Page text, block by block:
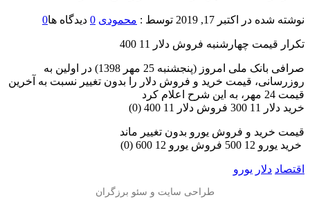
نوشته شده در اکتبر 17, 2019 توسط : محمودی 0 دیدگاه ها0
تکرار قیمت چهارشنبه فروش دلار 11 400
صرافی بانک ملی امروز (پنجشنبه 25 مهر 1398) در اولین به
روزرسانی، قیمت خرید و فروش دلار را بدون تغییر نسبت به آخرین
قیمت 24 مهر، به این شرح اعلام کرد
خرید دلار 11 300 فروش دلار 11 400 (0)
قیمت خرید و فروش یورو بدون تغییر ماند
️ خرید یورو 12 500 فروش یورو 12 600 (0)
اقتصاد دلار یورو